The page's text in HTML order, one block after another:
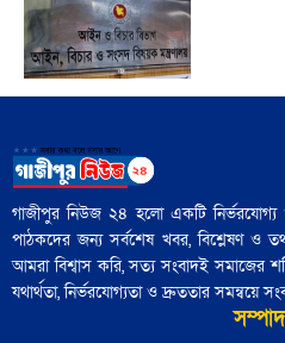
৪৮ হাজার
সম্পন্ন:
গাজীপুর নিউজ ২৪ হলো একটি
পাঠকদের জন্য সর্বশেষ খবর, বিশ্লেষণ ও
আমরা বিশ্বাস করি, সত্য সংবাদই সমাজের
যথার্থতা, নির্ভরযোগ্যতা ও দ্রুততার সমন্বয়ে